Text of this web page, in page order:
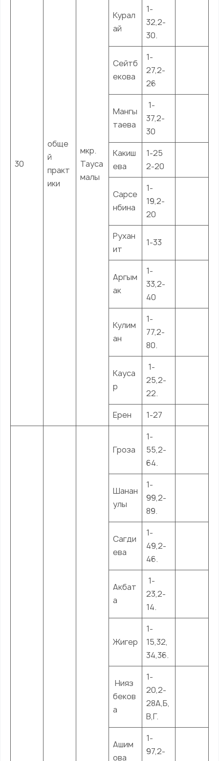
30
обще
й
практ
ики
мкр.
Тауса
малы
Курал
ай
1-
32,2-
30.
Сейтб
екова
1-
27,2-
26
Мангы
таева
1-
37,2-
30
Какиш
ева
1-25
2-20
Сарсе
нбина
1-
19,2-
20
Рухан
ит
1-33
Аргым
ак
1-
33,2-
40
Кулим
ан
1-
77,2-
80.
Кауса
р
1-
25,2-
22.
Ерен
1-27
Гроза
1-
55,2-
64.
Шанан
улы
1-
99,2-
89.
Сагди
ева
1-
49,2-
46.
Акбат
а
1-
23,2-
14.
Жигер
1-
15,32,
34,36.
Нияз
беков
а
1-
20,2-
28А,Б,
В,Г.
Ашим
ова
1-
97,2-